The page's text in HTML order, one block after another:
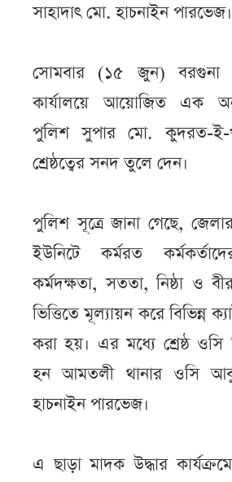
সাহাদাৎ মো. হাচনাইন পারভেজ।
সোমবার (১৫ জুন) বরগুনা
কার্যালয়ে আয়োজিত এক
পুলিশ সুপার মো. কুদরত-ই-
শ্রেষ্ঠত্বের সনদ তুলে দেন।
পুলিশ সূত্রে জানা গেছে,
ইউনিটে কর্মরত
কর্মদক্ষতা, সততা, নিষ্ঠা ও
ভিত্তিতে মূল্যায়ন করে বিভিন্ন
করা হয়। এর মধ্যে শ্রেষ্ঠ ওসি
হন আমতলী থানার ওসি আবু
হাচনাইন পারভেজ।
এ ছাড়া মাদক উদ্ধার